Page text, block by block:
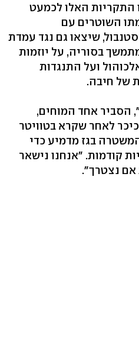
התקריות האלו לכמעט
שיצאו גם נגד עמדת
בסוריה, על יוזמות
ועל התנגדות
של חיבה.
הסביר אחד המוחים,
בכיכר לאחר שקרא בטוויטר
בגז מדמיע כדי
קודמות. "אנחנו נישאר
אם נצטרך".